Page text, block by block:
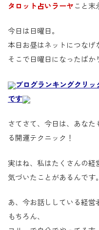
タロット占いラーヤこと末
今日は日曜日。
本日お昼はネットにつなげ
そこで日曜日になったばか
ブログランキングクリ
です
さてさて、今日は、あな
る開運テクニック！
実はね、私はたくさんの経
気づいたことがあるんです。
あ、今お話ししている経
もちろん、